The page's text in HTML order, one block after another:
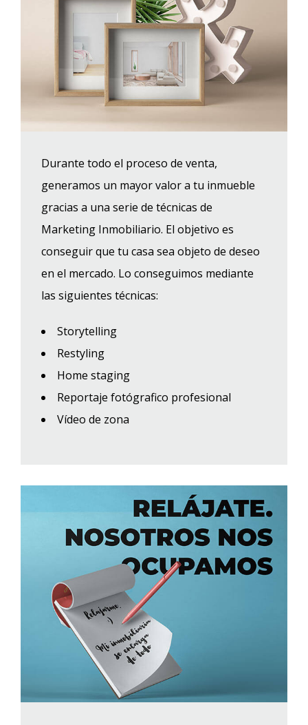
Durante todo el proceso de venta,
generamos un mayor valor a tu inmueble
gracias a una serie de técnicas de
Marketing Inmobiliario. El objetivo es
conseguir que tu casa sea objeto de deseo
en el mercado. Lo conseguimos mediante
las siguientes técnicas:
Storytelling
Restyling
Home staging
Reportaje fotógrafico profesional
Vídeo de zona